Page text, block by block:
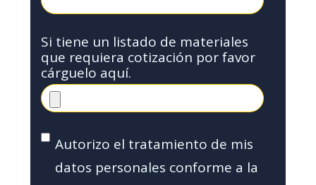
Si tiene un listado de materiales
que requiera cotización por favor
cárguelo aquí.
Autorizo el tratamiento de mis
datos personales conforme a la